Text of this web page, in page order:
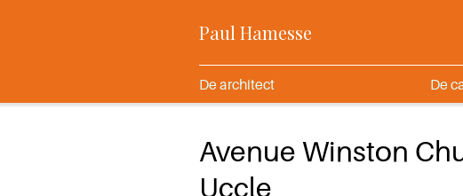
Paul Hamesse
De architect De
Avenue Winston
Uccle